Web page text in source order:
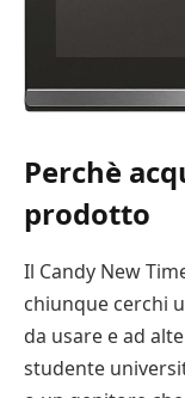
Perchè
prodotto
Il Candy New
chiunque cerchi
da usare e ad
studente